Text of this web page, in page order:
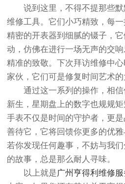
说到这里，不得不提那些
维修工具。它们小巧精致，每
精密的开表器到细腻的镊子，
动，仿佛在进行一场无声的交
精准的致敬。下次拜访维修中
家伙，它们可是修复时间艺术的
通过这一系列的操作，相信
新生，星期盘上的数字也规规
手表不仅是时间的守护者，更是
善待它，它将回馈你更多的优雅
若你发现任何趣事，不妨与我
的故事，总是那么耐人寻味。
以上就是广州亨得利维修